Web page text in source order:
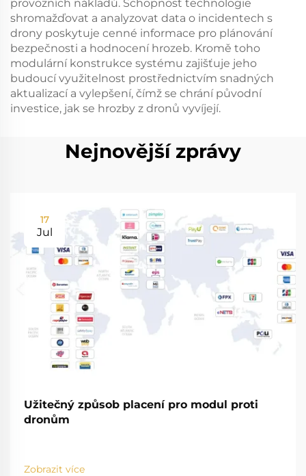
provozních nákladů. Schopnost technologie
shromažďovat a analyzovat data o incidentech s
drony poskytuje cenné informace pro plánování
bezpečnosti a hodnocení hrozeb. Kromě toho
modulární konstrukce systému zajišťuje jeho
budoucí využitelnost prostřednictvím snadných
aktualizací a vylepšení, čímž se chrání původní
investice, jak se hrozby z dronů vyvíjejí.
Nejnovější zprávy
17
Jul
Užitečný způsob placení pro modul proti
dronům
Zobrazit více